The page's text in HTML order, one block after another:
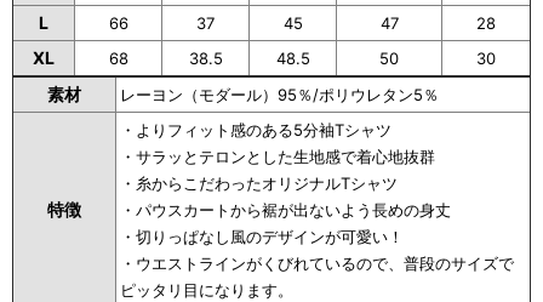
L 66 37 45 47 28
XL 68 38.5 48.5 50 30
素材 レーヨン（モダール）95％/ポリウレタン5％
特徴
・よりフィット感のある5分袖Tシャツ
・サラッとテロンとした生地感で着心地抜群
・糸からこだわったオリジナルTシャツ
・パウスカートから裾が出ないよう長めの身丈
・切りっぱなし風のデザインが可愛い！
・ウエストラインがくびれているので、普段のサイズで
ピッタリ目になります。